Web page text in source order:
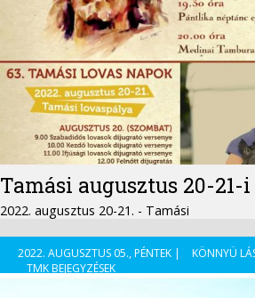
Tamási augusztus 20-
2022. augusztus 20-21. - Tamási
2022. AUGUSZTUS 05., PÉNTEK | KÖNNYÜ
TMK BEJEGYZÉSEK